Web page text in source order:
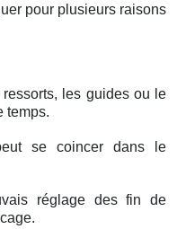
pour plusieurs raisons
les guides ou le
temps.
se coincer dans le
réglage des fin de